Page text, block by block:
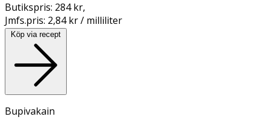
Butikspris: 284 kr,
Jmfs.pris: 2,84 kr / milliliter
Köp via recept
Bupivakain